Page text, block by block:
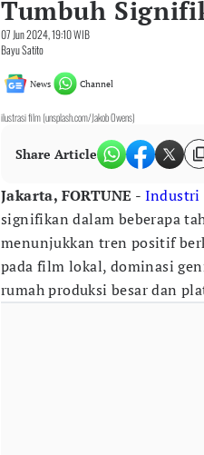
Tumbuh
07 Jun 2024, 19:10 WIB
Bayu Satito
News Channel
ilustrasi film (unsplash.com/Jakob Owens)
Share Article
Jakarta, FORTUNE -
signifikan dalam beberapa
menunjukkan tren positif
pada film lokal, dominasi
rumah produksi besar dan